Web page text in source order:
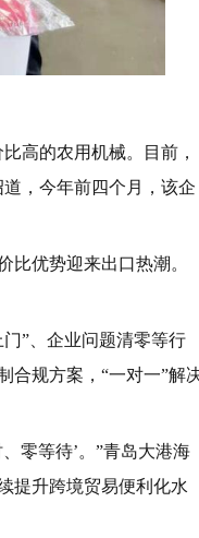
高的农用机械。目前，
，今年前四个月，该企
优势迎来出口热潮。
”、企业问题清零等行
合规方案，“一对一”解
零等待’。”青岛大港海
提升跨境贸易便利化水